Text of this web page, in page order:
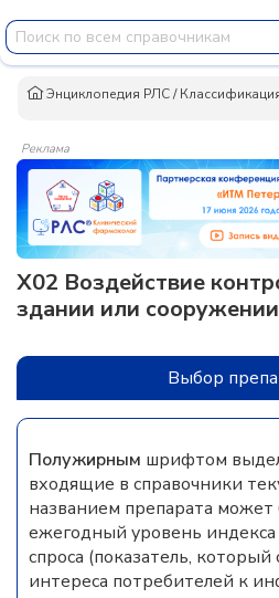
Энциклопедия РЛС/
Реклама
X02 Воздействие
здании или
Выбор
Полужирным шрифтом
входящие в справочники
названием препарата может
ежегодный уровень
спроса (показатель,
интереса потребителей к